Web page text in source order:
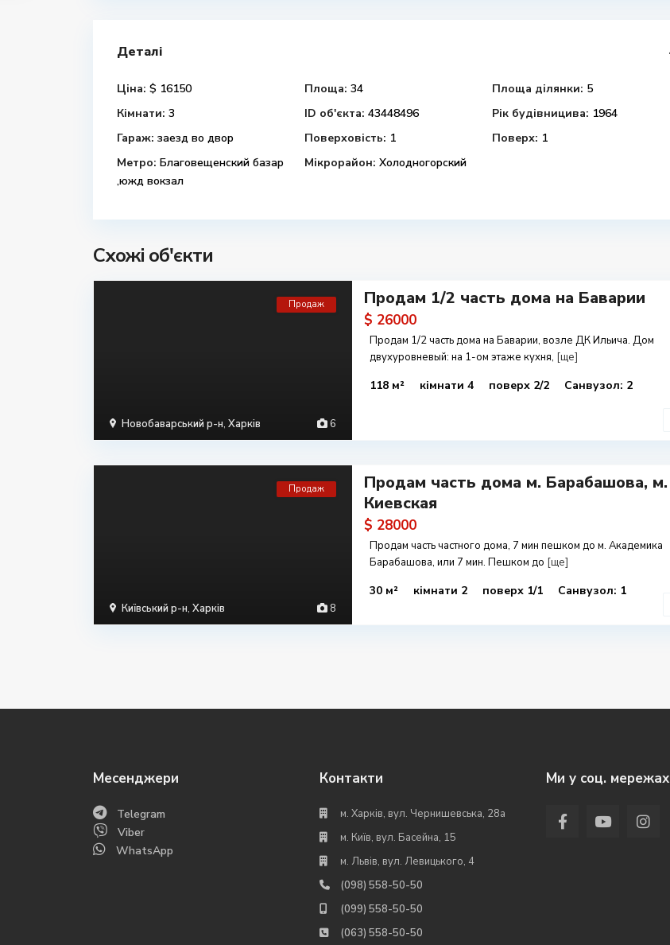
Деталі
Ціна: $ 16150 Площа: 34 Площа ділянки: 5
Кімнати: 3 ID об'єкта: 43448496 Рік будівницива: 1964
Гараж: заезд во двор Поверховість: 1 Поверх: 1
Метро: Благовещенский базар
,южд вокзал
Мікрорайон: Холодногорский
Схожі об'єкти
6
Новобаварський р-н, Харків
Продаж Продам 1/2 часть дома на Баварии
$ 26000
Продам 1/2 часть дома на Баварии, возле ДК Ильича. Дом
двухуровневый: на 1-ом этаже кухня, [ще]
118 м² кімнати 4 поверх 2/2 Санвузол: 2
8
Київський р-н, Харків
Продаж
Продам часть дома м. Барабашова, м.
Киевская
$ 28000
Продам часть частного дома, 7 мин пешком до м. Академика
Барабашова, или 7 мин. Пешком до [ще]
30 м² кімнати 2 поверх 1/1 Санвузол: 1
Месенджери
Telegram
Viber
WhatsApp
Контакти
м. Харків, вул. Чернишевська, 28а
м. Київ, вул. Басейна, 15
м. Львів, вул. Левицького, 4
(098) 558-50-50
(099) 558-50-50
(063) 558-50-50
Ми у соц. мережах